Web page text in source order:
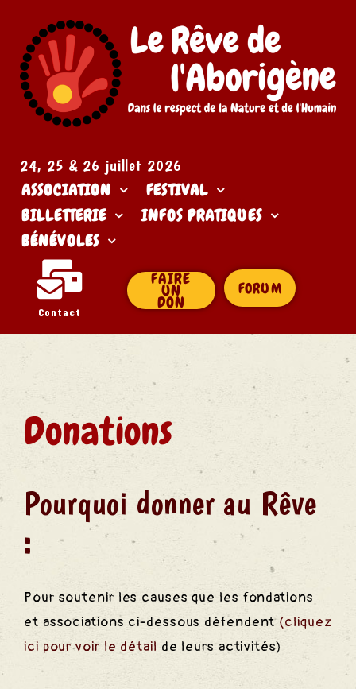
24, 25 & 26 juillet 2026​
ASSOCIATION
FESTIVAL
BILLETTERIE
INFOS PRATIQUES
BÉNÉVOLES
Contact
FAIRE
UN
DON
FORUM
Donations
Pourquoi donner au Rêve
:
Pour soutenir les causes que les fondations
et associations ci-dessous défendent(cliquez
ici pour voir le détail de leurs activités)